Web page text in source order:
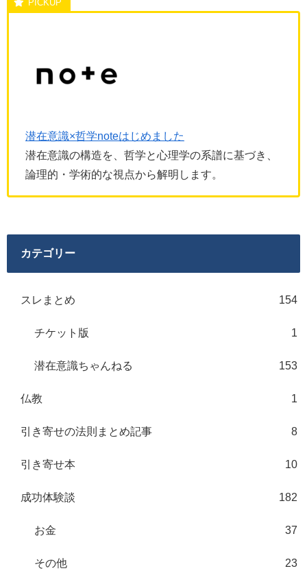
潜在意識×哲学noteはじめました
潜在意識の構造を、哲学と心理学の系譜に基づき、
論理的・学術的な視点から解明します。
カテゴリー
スレまとめ 154
チケット版 1
潜在意識ちゃんねる 153
仏教 1
引き寄せの法則まとめ記事 8
引き寄せ本 10
成功体験談 182
お金 37
その他 23